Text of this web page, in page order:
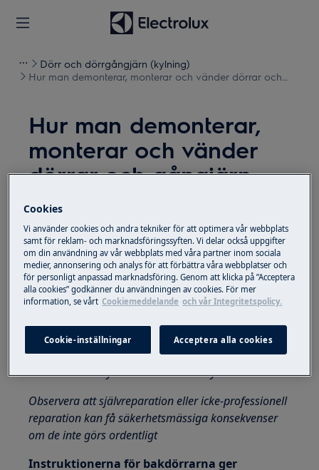
Dörr och dörrgångjärn (kylning)
Hur man demonterar, monterar och vänder dörrar och
Hur man demonterar,
monterar och vänder
dörrar och gångjärn
(19)
Lösning
Avaktivera apparaten och dra ut stickkontakten ur
vägguttagetföre underhållsarbete.
Var alltid försiktig när du flyttar apparater, för tunga
apparater är det nödvändigt att två personer flyttar
dem.
Använd alltid skyddshandskar och skyddsskor.
Observera att självreparation eller icke-professionell
reparation kan få säkerhetsmässiga konsekvenser
om de inte görs ordentligt
Instruktionerna för bakdörrarna ger
Cookies
Vi använder cookies och andra tekniker för att optimera vår webbplats
samt för reklam- och marknadsföringssyften. Vi delar också uppgifter
om din användning av vår webbplats med våra partner inom sociala
medier, annonsering och analys för att förbättra våra webbplatser och
för personligt anpassad marknadsföring. Genom att klicka på ”Acceptera
alla cookies” godkänner du användningen av cookies. För mer
information, se vårt Cookiemeddelande och vår Integritetspolicy.
Cookie-inställningar Acceptera alla cookies